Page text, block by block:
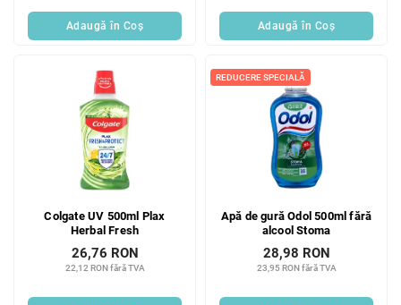
Adaugă în Coş Adaugă în Coş
Colgate UV 500ml Plax
Herbal Fresh
22,12 RON fără TVA
26,76 RON
REDUCERE SPECIALĂ
Apă de gură Odol 500ml fără
alcool Stoma
23,95 RON fără TVA
28,98 RON